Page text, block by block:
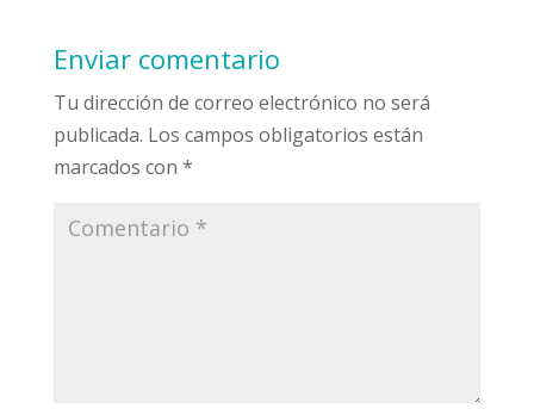
Enviar comentario
Tu dirección de correo electrónico no será
publicada. Los campos obligatorios están
marcados con *